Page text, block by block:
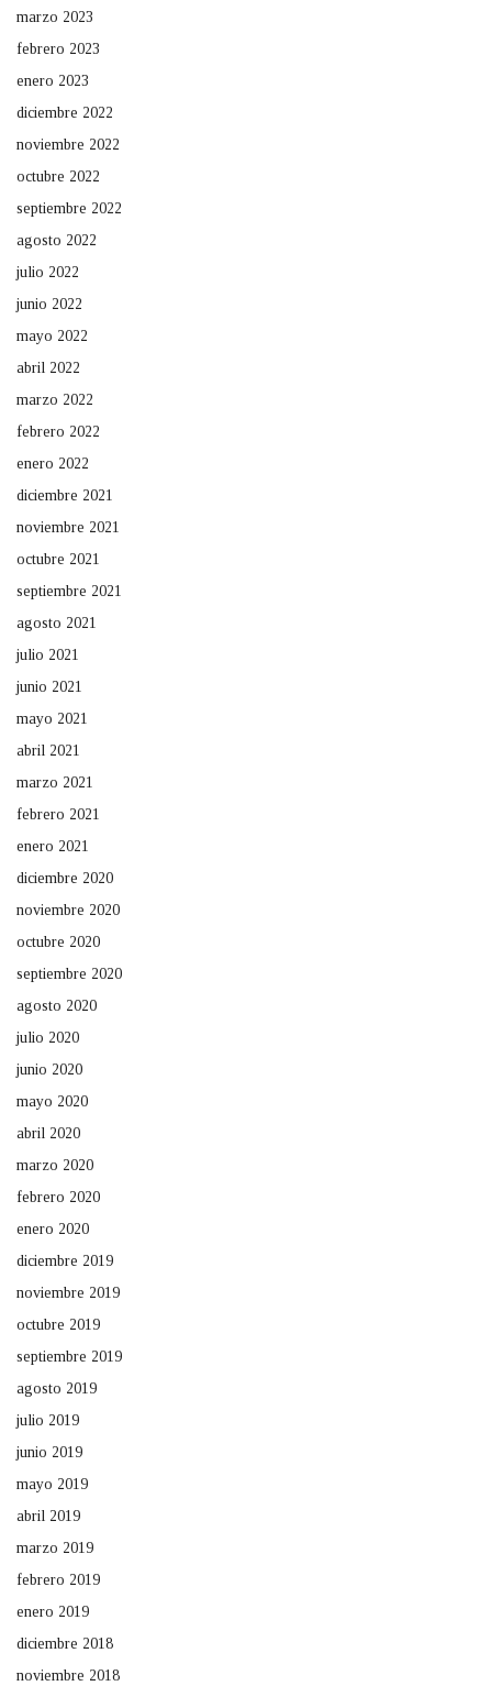
marzo 2023
febrero 2023
enero 2023
diciembre 2022
noviembre 2022
octubre 2022
septiembre 2022
agosto 2022
julio 2022
junio 2022
mayo 2022
abril 2022
marzo 2022
febrero 2022
enero 2022
diciembre 2021
noviembre 2021
octubre 2021
septiembre 2021
agosto 2021
julio 2021
junio 2021
mayo 2021
abril 2021
marzo 2021
febrero 2021
enero 2021
diciembre 2020
noviembre 2020
octubre 2020
septiembre 2020
agosto 2020
julio 2020
junio 2020
mayo 2020
abril 2020
marzo 2020
febrero 2020
enero 2020
diciembre 2019
noviembre 2019
octubre 2019
septiembre 2019
agosto 2019
julio 2019
junio 2019
mayo 2019
abril 2019
marzo 2019
febrero 2019
enero 2019
diciembre 2018
noviembre 2018